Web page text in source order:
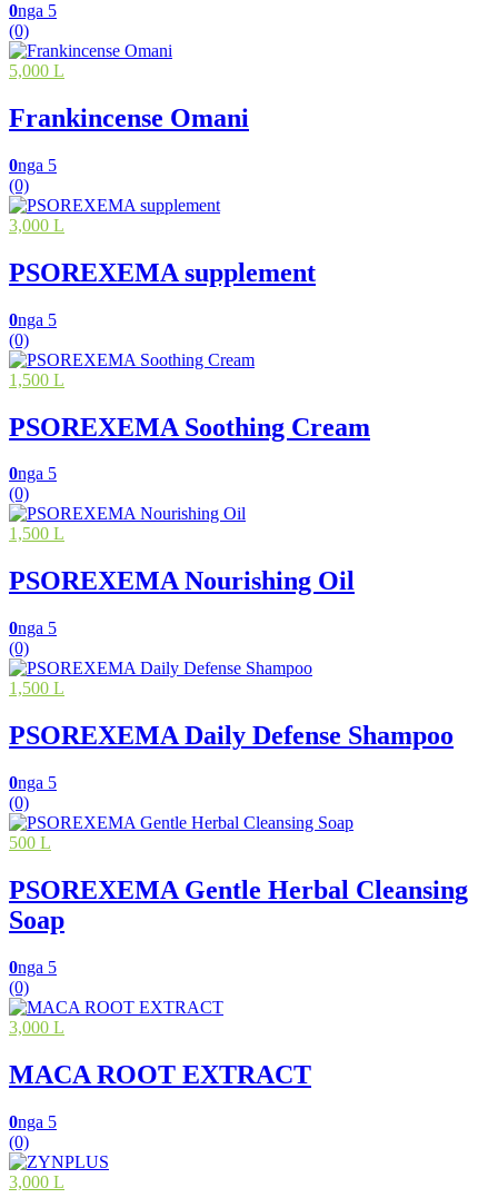
0nga 5
(0)
5,000 L
Frankincense Omani
0nga 5
(0)
3,000 L
PSOREXEMA supplement
0nga 5
(0)
1,500 L
PSOREXEMA Soothing Cream
0nga 5
(0)
1,500 L
PSOREXEMA Nourishing Oil
0nga 5
(0)
1,500 L
PSOREXEMA Daily Defense Shampoo
0nga 5
(0)
500 L
PSOREXEMA Gentle Herbal Cleansing
Soap
0nga 5
(0)
3,000 L
MACA ROOT EXTRACT
0nga 5
(0)
3,000 L